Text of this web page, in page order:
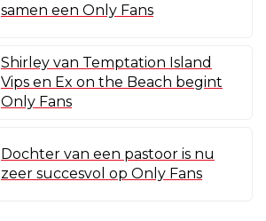
samen een Only Fans
Shirley van Temptation Island
Vips en Ex on the Beach begint
Only Fans
Dochter van een pastoor is nu
zeer succesvol op Only Fans